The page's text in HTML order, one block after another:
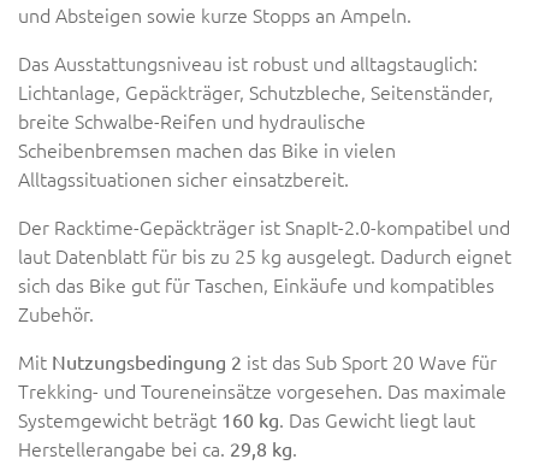
und Absteigen sowie kurze Stopps an Ampeln.
Das Ausstattungsniveau ist robust und alltagstauglich:
Lichtanlage, Gepäckträger, Schutzbleche, Seitenständer,
breite Schwalbe-Reifen und hydraulische
Scheibenbremsen machen das Bike in vielen
Alltagssituationen sicher einsatzbereit.
Der Racktime-Gepäckträger ist SnapIt-2.0-kompatibel und
laut Datenblatt für bis zu 25 kg ausgelegt. Dadurch eignet
sich das Bike gut für Taschen, Einkäufe und kompatibles
Zubehör.
Mit Nutzungsbedingung 2 ist das Sub Sport 20 Wave für
Trekking- und Toureneinsätze vorgesehen. Das maximale
Systemgewicht beträgt 160 kg. Das Gewicht liegt laut
Herstellerangabe bei ca. 29,8 kg.